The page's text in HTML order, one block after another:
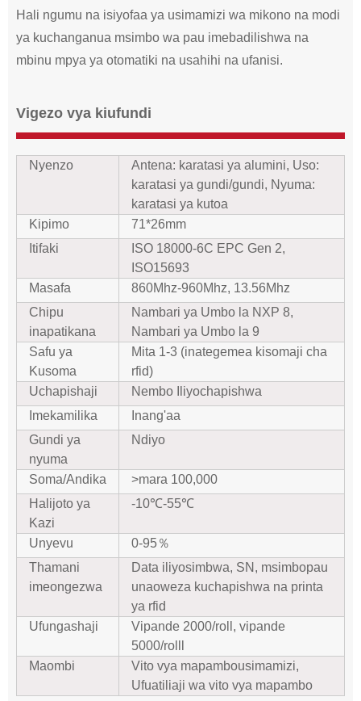
Hali ngumu na isiyofaa ya usimamizi wa mikono na modi
ya kuchanganua msimbo wa pau imebadilishwa na
mbinu mpya ya otomatiki na usahihi na ufanisi.
Vigezo vya kiufundi
Nyenzo
Antena: karatasi ya alumini, Uso:
karatasi ya gundi/gundi, Nyuma:
karatasi ya kutoa
Kipimo
71*26mm
Itifaki
ISO 18000-6C EPC Gen 2,
ISO15693
Masafa
860Mhz-960Mhz, 13.56Mhz
Chipu
inapatikana
Nambari ya Umbo la NXP 8,
Nambari ya Umbo la 9
Safu ya
Kusoma
Mita 1-3 (inategemea kisomaji cha
rfid)
Uchapishaji
Nembo Iliyochapishwa
Imekamilika
Inang'aa
Gundi ya
nyuma
Ndiyo
Soma/Andika
>mara 100,000
Halijoto ya
Kazi
-10℃-55℃
Unyevu 0-95％
Thamani
imeongezwa
Data iliyosimbwa, SN, msimbopau
unaoweza kuchapishwa na printa
ya rfid
Ufungashaji
Vipande 2000/roll, vipande
5000/roll
Maombi
Vito vya mapambousimamizi,
Ufuatiliaji wa vito vya mapambo